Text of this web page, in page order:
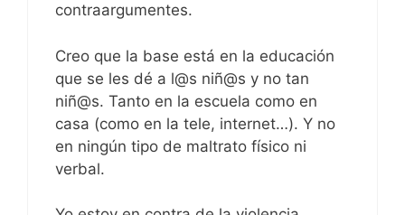
contraargumentes.
Creo que la base está en la educación
que se les dé a l@s niñ@s y no tan
niñ@s. Tanto en la escuela como en
casa (como en la tele, internet…). Y no
en ningún tipo de maltrato físico ni
verbal.